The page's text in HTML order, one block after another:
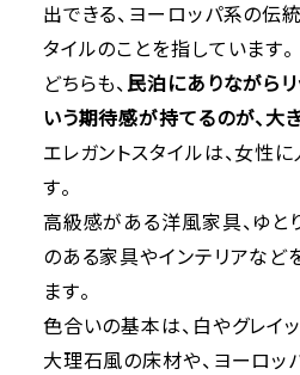
出できる、ヨーロッパ系の伝
タイルのことを指しています。
どちらも、民泊にありながら
いう期待感が持てるのが、大
エレガントスタイルは、女性
す。
高級感がある洋風家具、ゆと
のある家具やインテリアなど
ます。
色合いの基本は、白やグレイ
大理石風の床材や、ヨーロッ